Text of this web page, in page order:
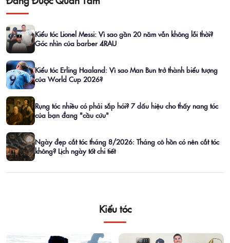
Kiểu tóc Lionel Messi: Vì sao gần 20 năm vẫn không lỗi thời?
Góc nhìn của barber 4RAU
Kiểu tóc Erling Haaland: Vì sao Man Bun trở thành biểu tượng
của World Cup 2026?
Rụng tóc nhiều có phải sắp hói? 7 dấu hiệu cho thấy nang tóc
của bạn đang "cầu cứu"
Ngày đẹp cắt tóc tháng 8/2026: Tháng cô hồn có nên cắt tóc
không? Lịch ngày tốt chi tiết
Kiểu tóc